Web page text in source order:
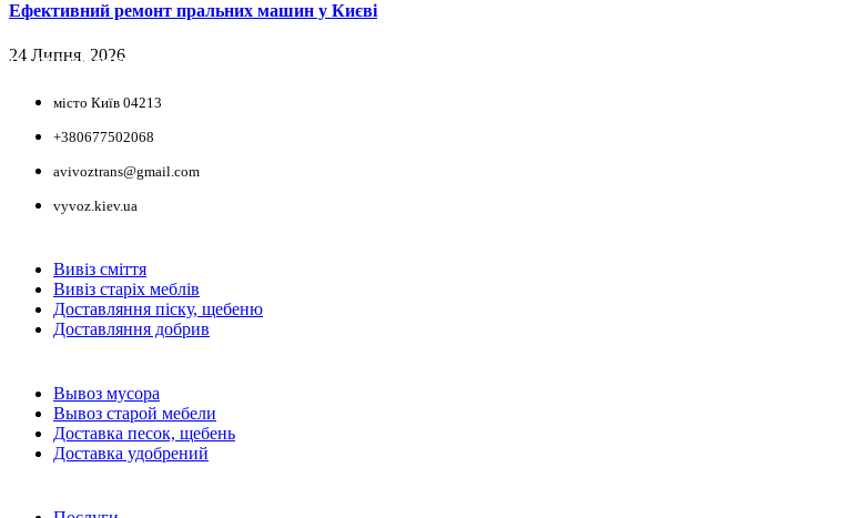
Ефективний ремонт пральних машин у Києві
24 Липня, 2026
НАШІ КООРДИНАТИ
місто Київ 04213
+380677502068
avivoztrans@gmail.com
vyvoz.kiev.ua
Вивіз сміття
Вивіз старіх меблів
Доставляння піску, щебеню
Доставляння добрив
Вывоз мусора
Вывоз старой мебели
Доставка песок, щебень
Доставка удобрений